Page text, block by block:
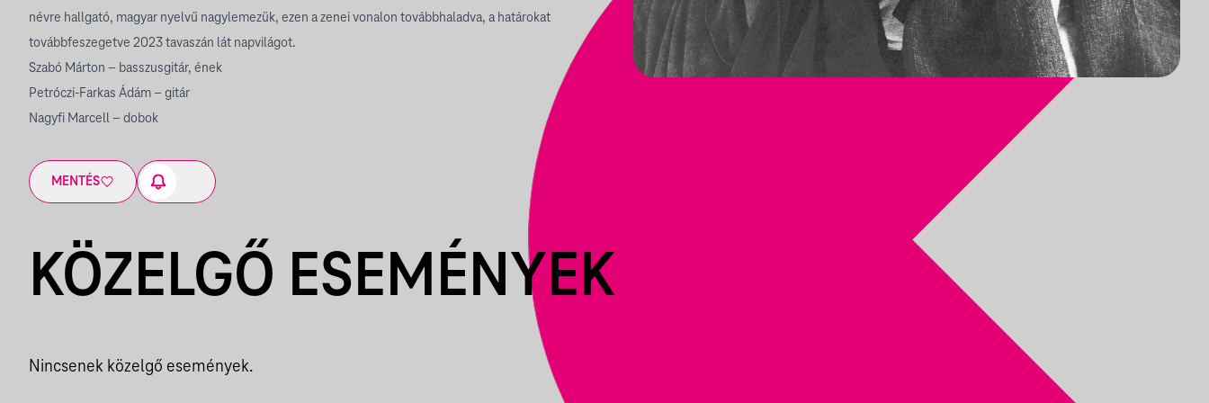
névre hallgató, magyar nyelvű nagylemezük, ezen a zenei vonalon továbbhaladva, a határokat
továbbfeszegetve 2023 tavaszán lát napvilágot.
Szabó Márton – basszusgitár, ének
Petróczi-Farkas Ádám – gitár
Nagyfi Marcell – dobok
MENTÉS
KÖZELGŐ ESEMÉNYEK
Nincsenek közelgő események.